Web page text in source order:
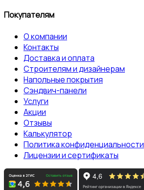
Покупателям
О компании
Контакты
Доставка и оплата
Строителям и дизайнерам
Напольные покрытия
Сэндвич-панели
Услуги
Акции
Отзывы
Калькулятор
Политика конфиденциальности
Лицензии и сертификаты